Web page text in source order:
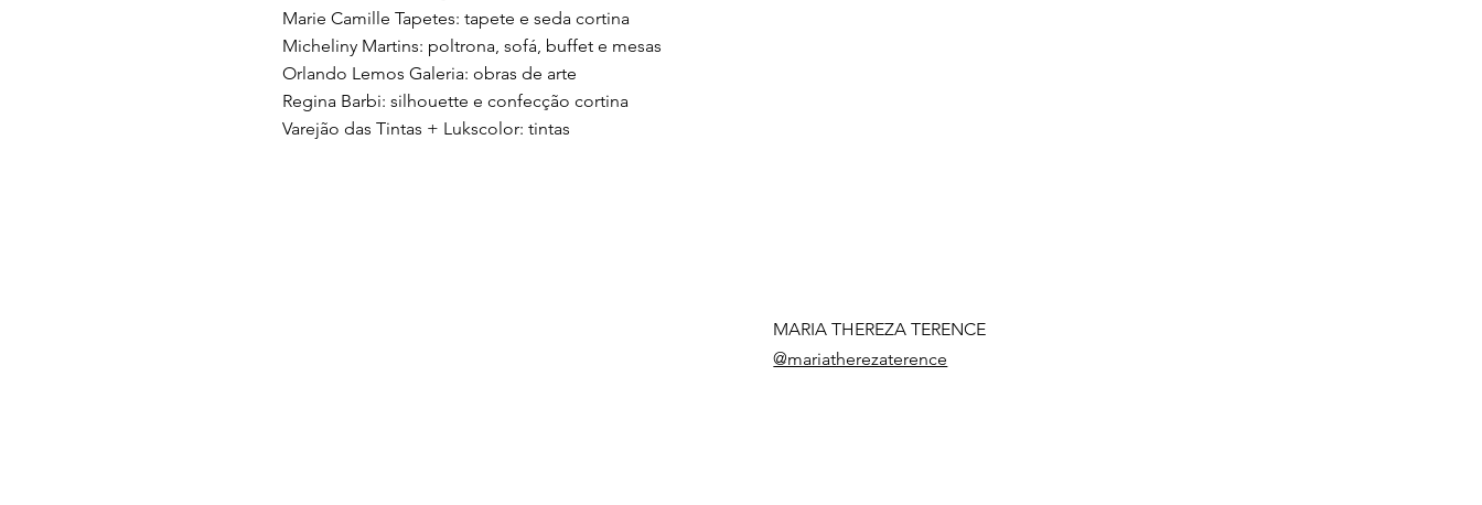
Marie Camille Tapetes: tapete e seda cortina
Micheliny Martins: poltrona, sofá, buffet e mesas
Orlando Lemos Galeria: obras de arte
Regina Barbi: silhouette e confecção cortina
Varejão das Tintas + Lukscolor: tintas
MARIA THEREZA TERENCE
@mariatherezaterence